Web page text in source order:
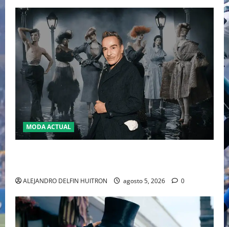
MODA ACTUAL
ALEJANDRO DELFIN HUITRON agosto 5, 2026 0